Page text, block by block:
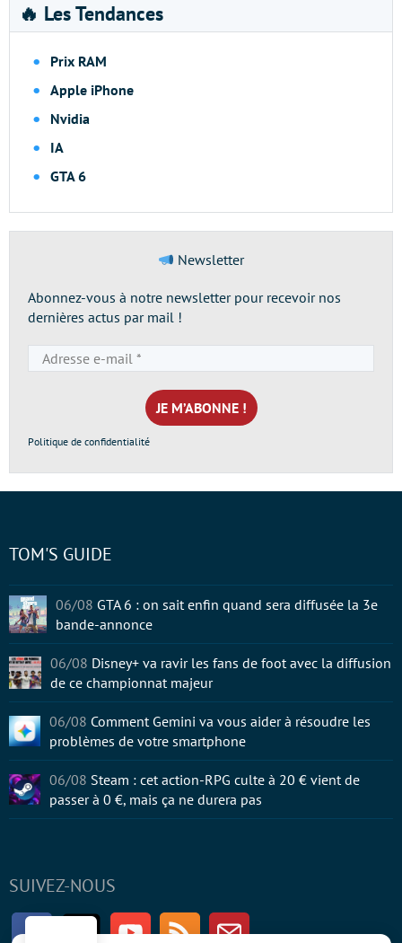
🔥 Les Tendances
Prix RAM
Apple iPhone
Nvidia
IA
GTA 6
Newsletter
Abonnez-vous à notre newsletter pour recevoir nos
dernières actus par mail !
e-
mail
*
Politique de confidentialité
SUIVEZ-NOUS
FacebookTwitter Youtube RSS Newsletter
TOM'S GUIDE
06/08 GTA 6 : on sait enfin quand sera diffusée la 3e
bande-annonce
06/08 Disney+ va ravir les fans de foot avec la diffusion
de ce championnat majeur
06/08 Comment Gemini va vous aider à résoudre les
problèmes de votre smartphone
06/08 Steam : cet action-RPG culte à 20 € vient de
passer à 0 €, mais ça ne durera pas